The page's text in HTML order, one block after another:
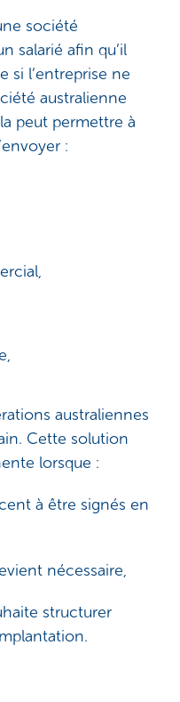
société
salarié afin qu’il
si l’entreprise ne
australienne
peut permettre à
:
australiennes
Cette solution
lorsque :
à être signés en
nécessaire,
structurer